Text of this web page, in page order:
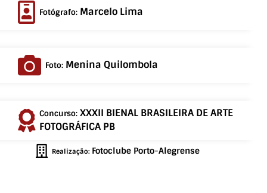
Fotógrafo: Marcelo Lima
Foto: Menina Quilombola
Concurso: XXXII BIENAL BRASILEIRA DE ARTE
FOTOGRÁFICA PB
Realização: Fotoclube Porto-Alegrense